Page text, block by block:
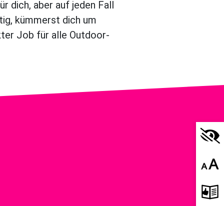
dich, aber auf jeden Fall
kümmerst dich um
Job für alle Outdoor-